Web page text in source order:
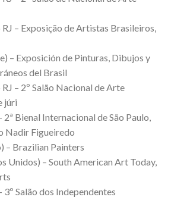
– Exposição de Artistas Brasileiros,
– Exposición de Pinturas, Dibujos y
del Brasil
– 2º Salão Nacional de Arte
júri
2ª Bienal Internacional de São Paulo,
Nadir Figueiredo
– Brazilian Painters
Unidos) – South American Art Today,
3º Salão dos Independentes